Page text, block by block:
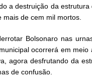
a destruição da estrutura
de cem mil mortos.
Bolsonaro nas
ocorrerá em
agora desfrutando da
de confusão.